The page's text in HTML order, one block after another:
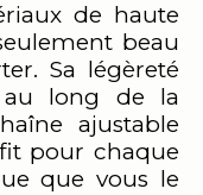
de haute
beau
Sa légèreté
long de la
ajustable
pour chaque
que vous le